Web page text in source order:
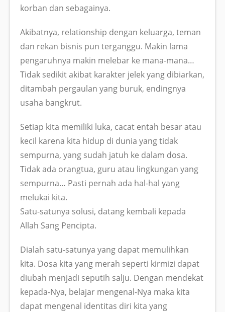
korban dan sebagainya.
Akibatnya, relationship dengan keluarga, teman
dan rekan bisnis pun terganggu. Makin lama
pengaruhnya makin melebar ke mana-mana…
Tidak sedikit akibat karakter jelek yang dibiarkan,
ditambah pergaulan yang buruk, endingnya
usaha bangkrut.
Setiap kita memiliki luka, cacat entah besar atau
kecil karena kita hidup di dunia yang tidak
sempurna, yang sudah jatuh ke dalam dosa.
Tidak ada orangtua, guru atau lingkungan yang
sempurna… Pasti pernah ada hal-hal yang
melukai kita.
Satu-satunya solusi, datang kembali kepada
Allah Sang Pencipta.
Dialah satu-satunya yang dapat memulihkan
kita. Dosa kita yang merah seperti kirmizi dapat
diubah menjadi seputih salju. Dengan mendekat
kepada-Nya, belajar mengenal-Nya maka kita
dapat mengenal identitas diri kita yang